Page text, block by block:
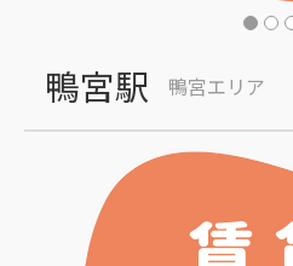
鴨宮駅 鴨宮エリア